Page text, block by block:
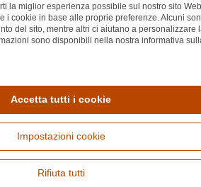
la miglior esperienza possibile sul nostro sito
i cookie in base alle proprie preferenze. Alcuni
del sito, mentre altri ci aiutano a personalizzare
sono disponibili nella nostra informativa
Accetta tutti i cookie
Impostazioni cookie
Rifiuta tutti